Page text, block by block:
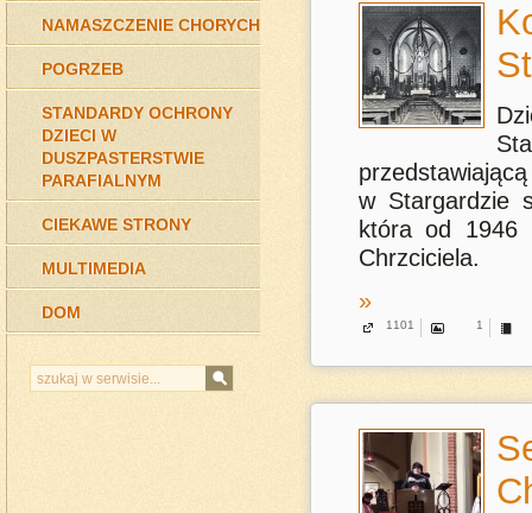
NAMASZCZENIE CHORYCH
POGRZEB
STANDARDY OCHRONY
DZIECI W
DUSZPASTERSTWIE
PARAFIALNYM
CIEKAWE STRONY
MULTIMEDIA
DOM
w Stargardzie
która od 1946
Chrzciciela.
»
1101 1